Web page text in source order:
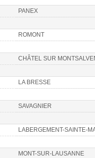
PANEX
ROMONT
CHÂTEL SUR
LA BRESSE
SAVAGNIER
LABERGEMENT-SAINTE-
MONT-SUR-LAUSANNE